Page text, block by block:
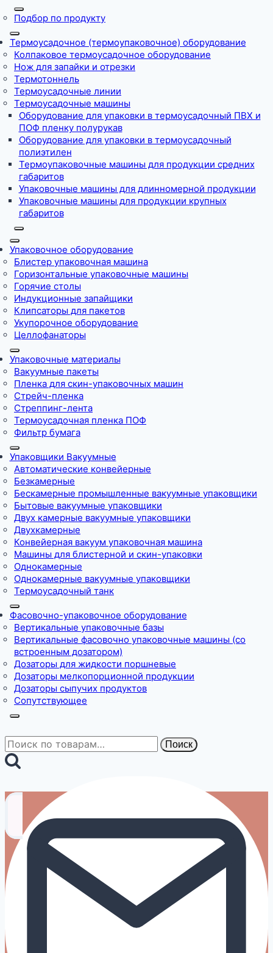
Подбор по продукту
Термоусадочное (термоупаковочное) оборудование
Колпаковое термоусадочное оборудование
Нож для запайки и отрезки
Термотоннель
Термоусадочные линии
Термоусадочные машины
Оборудование для упаковки в термоусадочный ПВХ и
ПОФ пленку полурукав
Оборудование для упаковки в термоусадочный
полиэтилен
Термоупаковочные машины для продукции средних
габаритов
Упаковочные машины для длинномерной продукции
Упаковочные машины для продукции крупных
габаритов
Упаковочное оборудование
Блистер упаковочная машина
Горизонтальные упаковочные машины
Горячие столы
Индукционные запайщики
Клипсаторы для пакетов
Укупорочное оборудование
Целлофанаторы
Упаковочные материалы
Вакуумные пакеты
Пленка для скин-упаковочных машин
Стрейч-пленка
Стреппинг-лента
Термоусадочная пленка ПОФ
Фильтр бумага
Упаковщики Вакуумные
Автоматические конвейерные
Безкамерные
Бескамерные промышленные вакуумные упаковщики
Бытовые вакуумные упаковщики
Двух камерные вакуумные упаковщики
Двухкамерные
Конвейерная вакуум упаковочная машина
Машины для блистерной и скин-упаковки
Однокамерные
Однокамерные вакуумные упаковщики
Термоусадочный танк
Фасовочно-упаковочное оборудование
Вертикальные упаковочные базы
Вертикальные фасовочно упаковочные машины (со
встроенным дозатором)
Дозаторы для жидкости поршневые
Дозаторы мелкопорционной продукции
Дозаторы сыпучих продуктов
Сопутствующее
Искать: Поиск